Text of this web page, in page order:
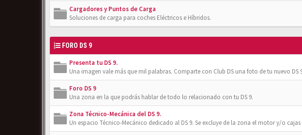
Cargadores y Puntos de Carga
Soluciones de carga para coches Eléctricos e Híbridos.
FORO DS 9
Presenta tu DS 9.
Una imagen vale más que mil palabras. Comparte con Club DS una foto de tu nuevo DS
Foro DS 9
Una zona en la que podrás hablar de todo lo relacionado con tu DS 9.
Zona Técnico-Mecánica del DS 9.
Un espacio Técnico-Mecánico dedicado al DS 9. Se excluye de la zona el motor y/o